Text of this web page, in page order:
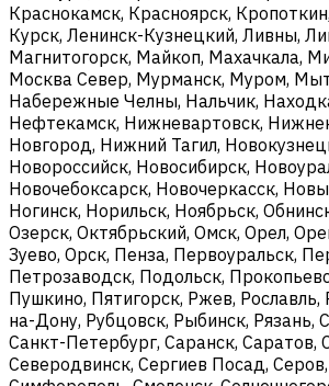
Краснокамск, Красноярск,
Курск, Ленинск-Кузнецкий, Ливны,
Магнитогорск, Майкоп, Махачкала,
Москва Север, Мурманск, Муром,
Набережные Челны, Нальчик,
Нефтекамск, Нижневартовск,
Новгород, Нижний Тагил,
Новороссийск, Новосибирск,
Новочебоксарск, Новочеркасск,
Ногинск, Норильск, Ноябрьск,
Озерск, Октябрьский, Омск, Орел,
Зуево, Орск, Пенза, Первоуральск,
Петрозаводск, Подольск,
Пушкино, Пятигорск, Ржев, Рославль,
на-Дону, Рубцовск, Рыбинск, Рязань,
Санкт-Петербург, Саранск, Саратов,
Северодвинск, Сергиев Посад,